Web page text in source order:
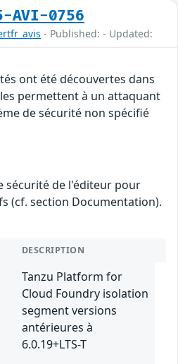
AVI-0756
- Published: - Updated:
ont été découvertes dans
permettent à un attaquant
de sécurité non spécifié
sécurité de l'éditeur pour
(cf. section Documentation).
DESCRIPTION
Tanzu Platform for
Cloud Foundry isolation
segment versions
antérieures à
6.0.19+LTS-T